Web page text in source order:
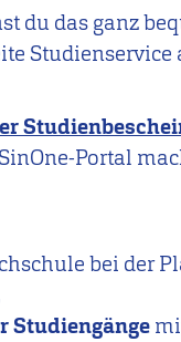
du das ganz
Portal
bei der
Studiengänge